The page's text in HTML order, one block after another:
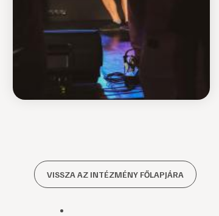
VISSZA AZ INTÉZMÉNY FŐLAPJÁRA